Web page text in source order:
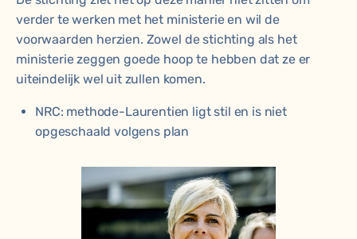
verder te werken met het ministerie en wil de
voorwaarden herzien. Zowel de stichting als het
ministerie zeggen goede hoop te hebben dat ze er
uiteindelijk wel uit zullen komen.
NRC: methode-Laurentien ligt stil en is niet
opgeschaald volgens plan